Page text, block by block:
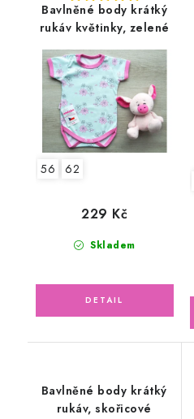
Bavlněné body krátký
rukáv květinky, zelené
56 62
Skladem
229 Kč
Bavlněné body krátký
rukáv, skořicové